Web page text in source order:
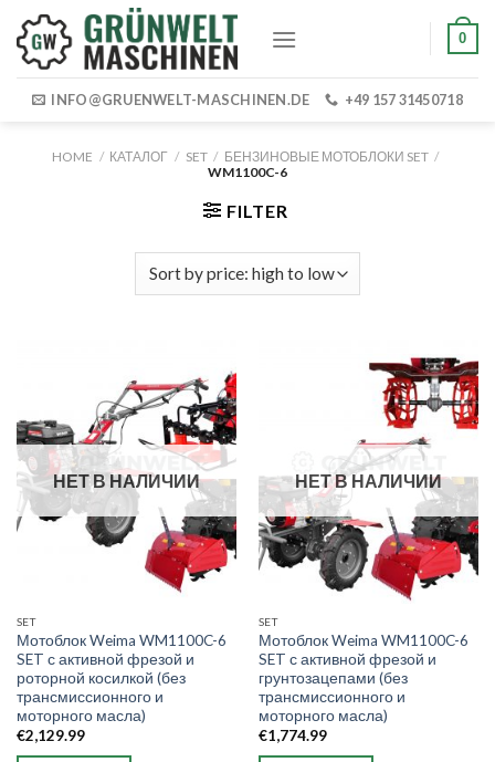
content
0
INFO@GRUENWELT-MASCHINEN.DE +49 157 31450718
HOME / КАТАЛОГ / SET / БЕНЗИНОВЫЕ МОТОБЛОКИ SET /
WM1100C-6
FILTER
НЕТ В НАЛИЧИИ
SET
Мотоблок Weima WM1100C-6
SET с активной фрезой и
роторной косилкой (без
трансмиссионного и
моторного масла)
€2,129.99
НЕТ В НАЛИЧИИ
SET
Мотоблок Weima WM1100C-6
SET с активной фрезой и
грунтозацепами (без
трансмиссионного и
моторного масла)
€1,774.99